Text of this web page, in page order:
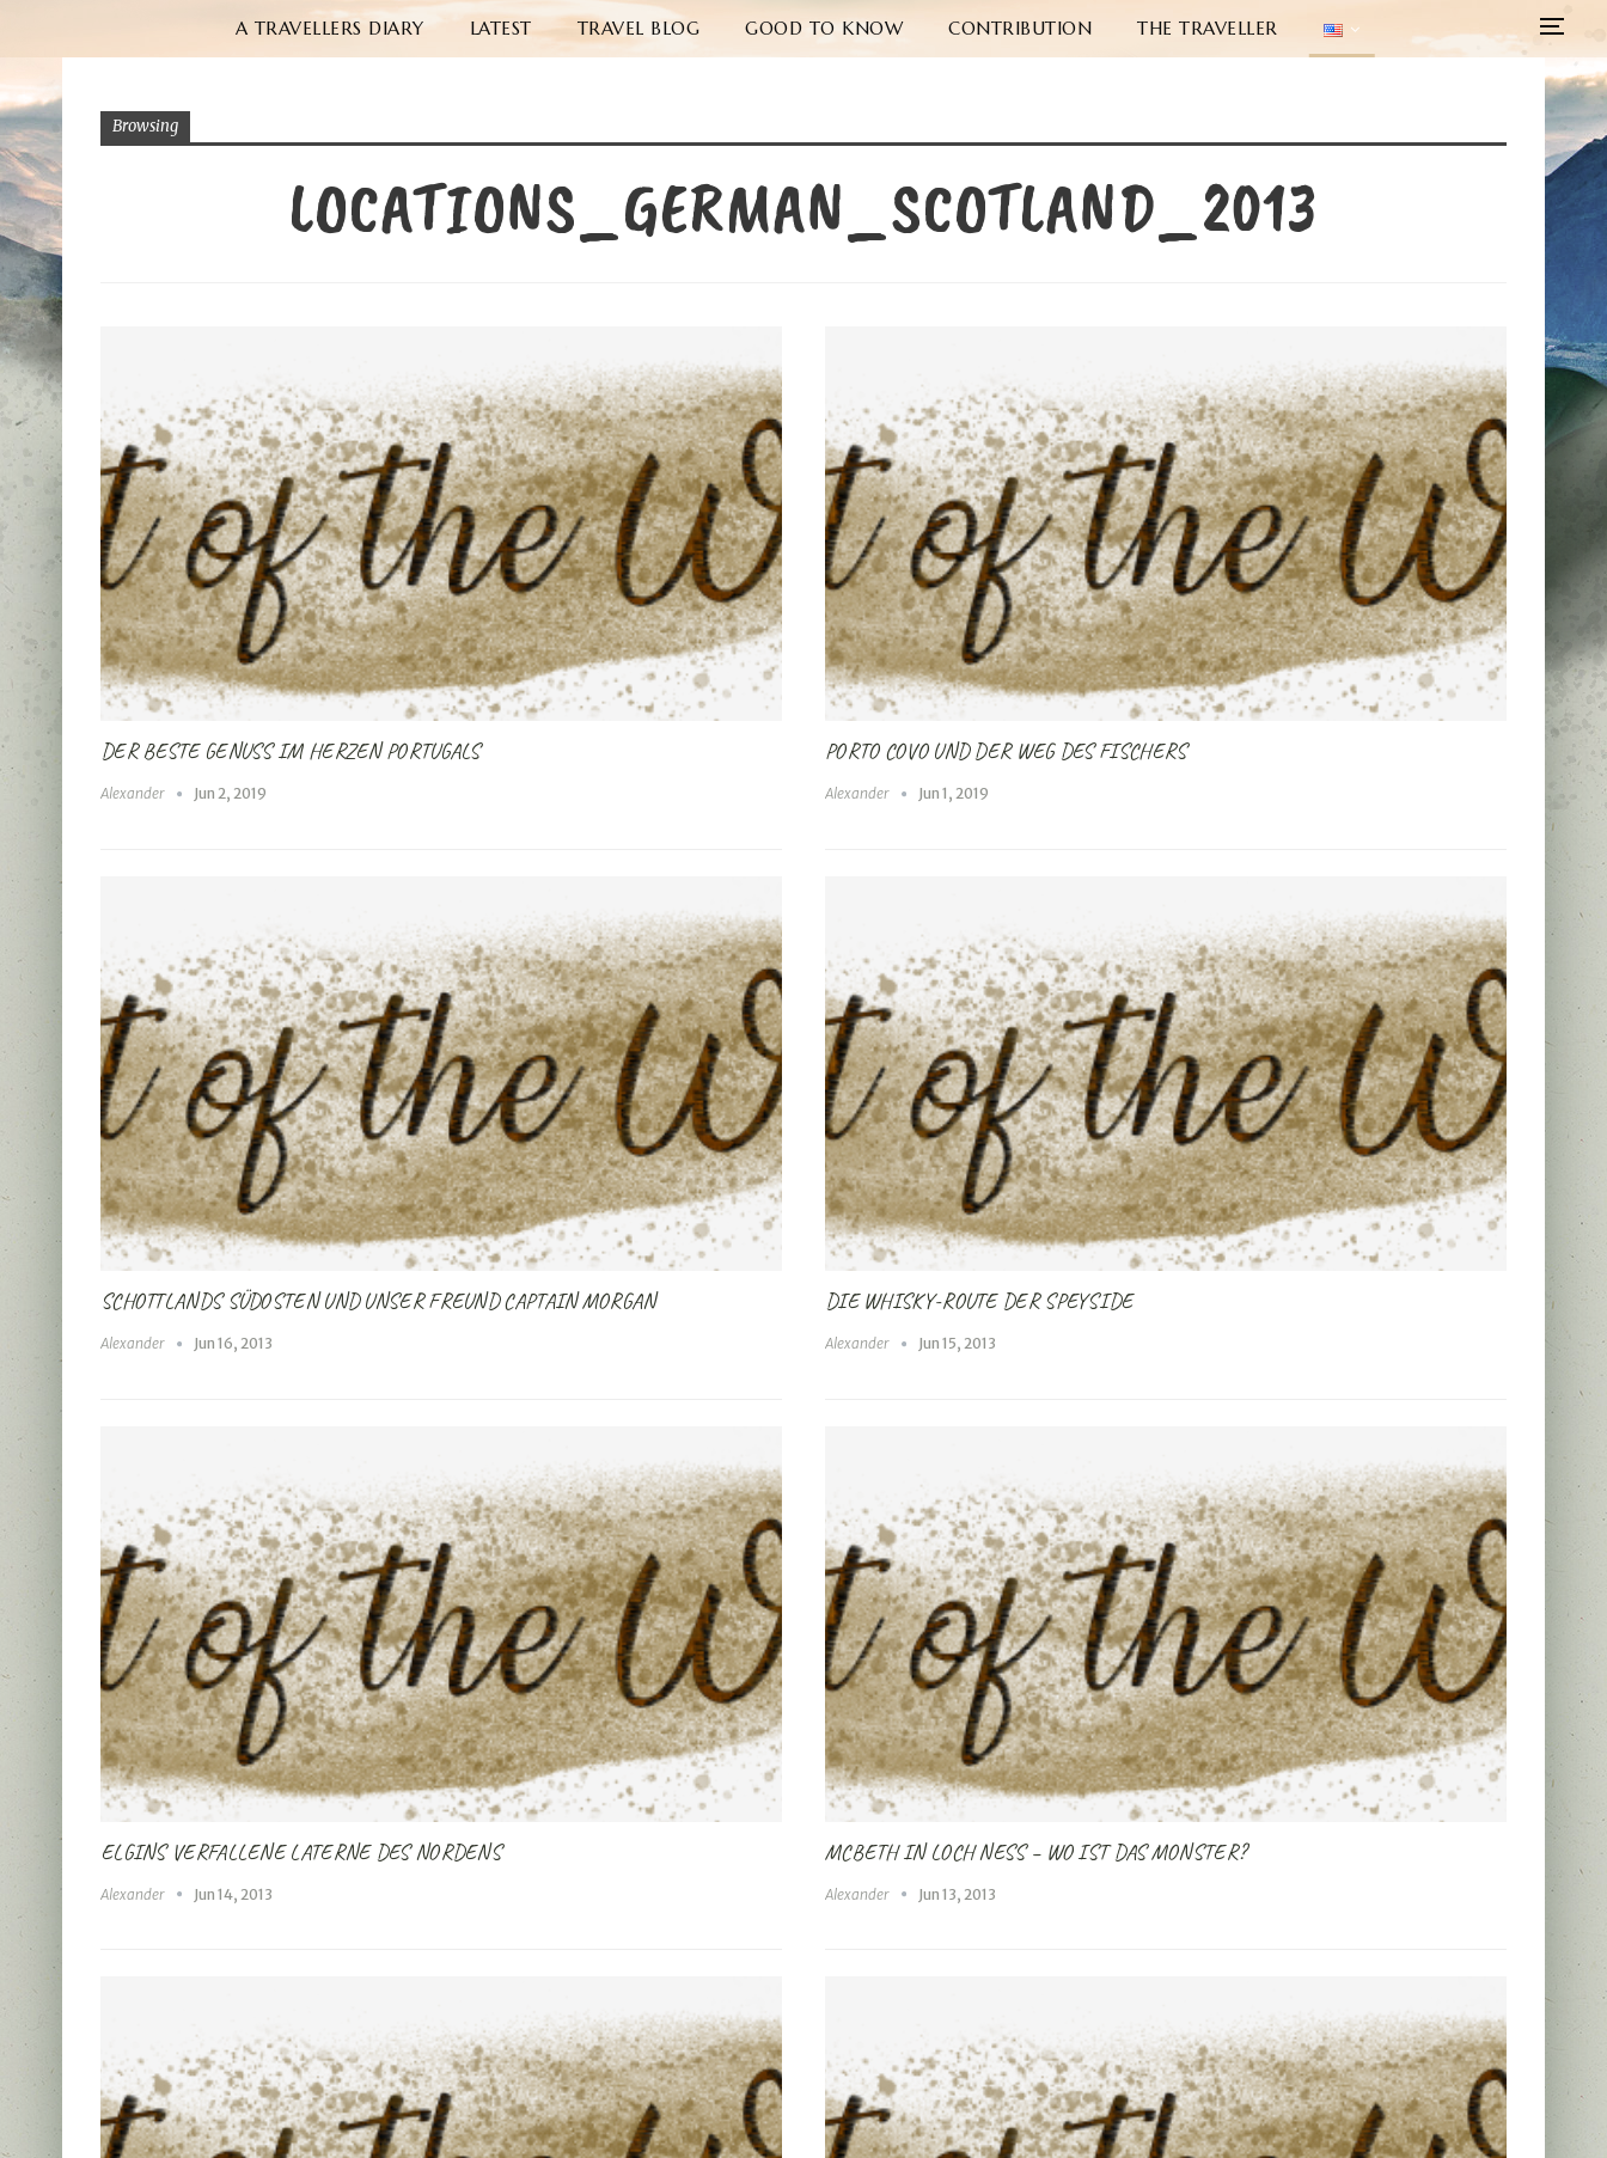
A TRAVELLERS DIARY LATEST TRAVEL BLOG GOOD TO KNOW CONTRIBUTION THE TRAVELLER
Browsing
LOCATIONS_GERMAN_SCOTLAND_2013
DER BESTE GENUSS IM HERZEN PORTUGALS
Alexander Jun 2, 2019
PORTO COVO UND DER WEG DES FISCHERS
Alexander Jun 1, 2019
SCHOTTLANDS SÜDOSTEN UND UNSER FREUND CAPTAIN MORGAN
Alexander Jun 16, 2013
DIE WHISKY-ROUTE DER SPEYSIDE
Alexander Jun 15, 2013
ELGINS VERFALLENE LATERNE DES NORDENS
Alexander Jun 14, 2013
MCBETH IN LOCH NESS – WO IST DAS MONSTER?
Alexander Jun 13, 2013